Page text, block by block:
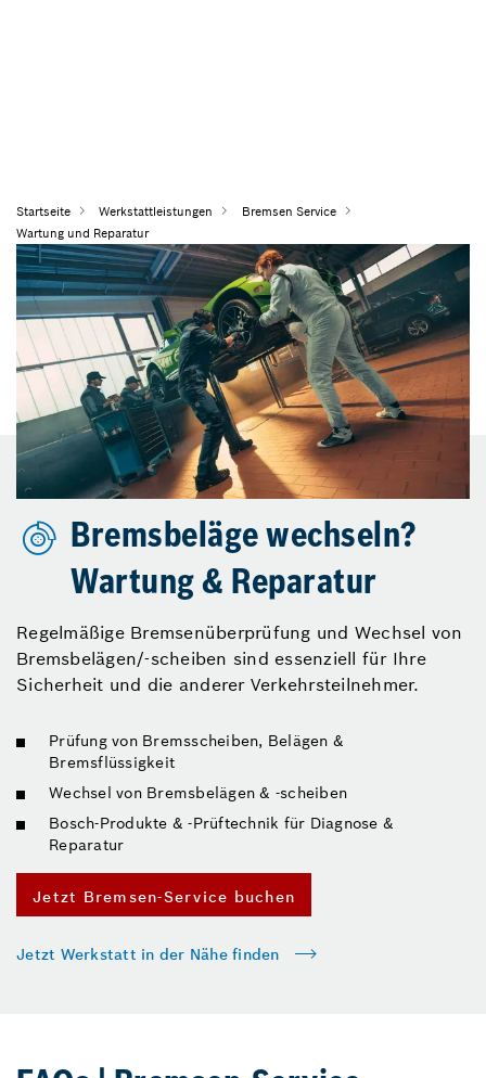
Startseite Werkstattleistungen
Bremsen Service
Wartung und Reparatur
Bremsbeläge wechseln?
Wartung & Reparatur
Regelmäßige Bremsenüberprüfung und Wechsel von
Bremsbelägen/-scheiben sind essenziell für Ihre
Sicherheit und die anderer Verkehrsteilnehmer.
Prüfung von Bremsscheiben, Belägen &
Bremsflüssigkeit
Wechsel von Bremsbelägen & -scheiben
Bosch-Produkte & -Prüftechnik für Diagnose &
Reparatur
Jetzt Bremsen-Service buchen
Jetzt Werkstatt in der Nähe finden